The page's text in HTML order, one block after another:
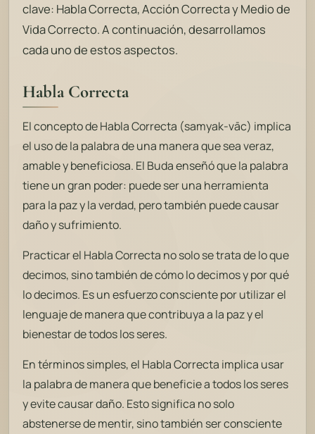
clave: Habla Correcta, Acción Correcta y Medio de
Vida Correcto. A continuación, desarrollamos
cada uno de estos aspectos.
Habla Correcta
El concepto de Habla Correcta (samyak-vāc) implica
el uso de la palabra de una manera que sea veraz,
amable y beneficiosa. El Buda enseñó que la palabra
tiene un gran poder: puede ser una herramienta
para la paz y la verdad, pero también puede causar
daño y sufrimiento.
Practicar el Habla Correcta no solo se trata de lo que
decimos, sino también de cómo lo decimos y por qué
lo decimos. Es un esfuerzo consciente por utilizar el
lenguaje de manera que contribuya a la paz y el
bienestar de todos los seres.
En términos simples, el Habla Correcta implica usar
la palabra de manera que beneficie a todos los seres
y evite causar daño. Esto significa no solo
abstenerse de mentir, sino también ser consciente